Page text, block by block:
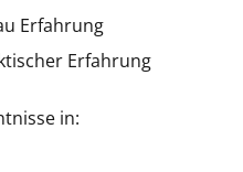
Erfahrung
Erfahrung
in: